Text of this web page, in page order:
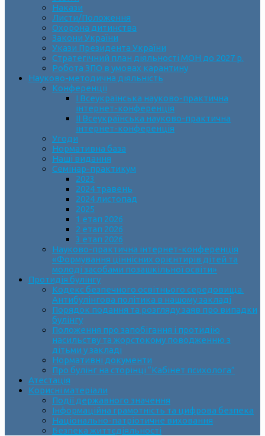
Накази
Листи/Положення
Охорона дитинства
Закони України
Укази Президента України
Стратегічний план діяльності МОН до 2027 р.
Робота ЗПО в умовах карантину
Науково-методична діяльність
Конференції
І Всеукраїнська науково-практична
інтернет-конференція
ІІ Всеукраїнська науково-практична
інтернет-конференція
Угоди
Нормативна база
Наші видання
Семінар-практикум
2023
2024 травень
2024 листопад
2025
1 етап 2026
2 етап 2026
3 етап 2026
Науково-практична інтернет-конференція
«Формування ціннісних орієнтирів дітей та
молоді засобами позашкільної освіти»
Протидія булінгу
Кодекс безпечного освітнього середовища.
Антибулінгова політика в нашому закладі
Порядок подання та розгляду заяв про випадки
булінгу
Положення про запобігання і протидію
насильству та жорстокому поводженню з
дітьми у закладі
Нормативні документи
Про булінг на сторінці “Кабінет психолога”
Атестація
Корисні матеріали
Події державного значення
Інформаційна грамотність та цифрова безпека
Національно-патріотичне виховання
Безпека життєдіяльності